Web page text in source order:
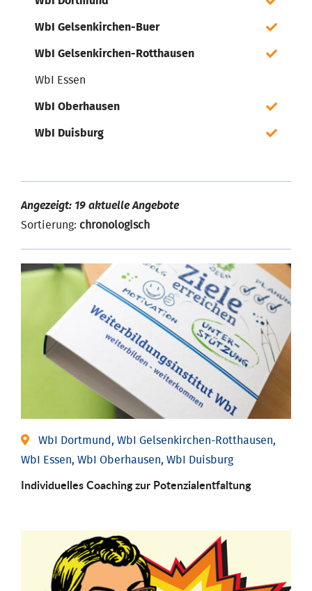
WbI Gelsenkirchen-Buer
WbI Gelsenkirchen-Rotthausen
WbI Essen
WbI Oberhausen
WbI Duisburg
Angezeigt: 19 aktuelle Angebote
Sortierung: chronologisch
WbI Dortmund, WbI Gelsenkirchen-Rotthausen,
WbI Essen, WbI Oberhausen, WbI Duisburg
Individuelles Coaching zur Potenzialentfaltung